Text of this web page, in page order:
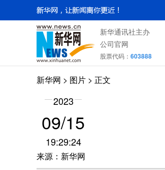
新华通讯社主办
公司官网
股票代码： 603888
新华网 > 图片 > 正文
2023
09/15
19:29:24
来源：新华网